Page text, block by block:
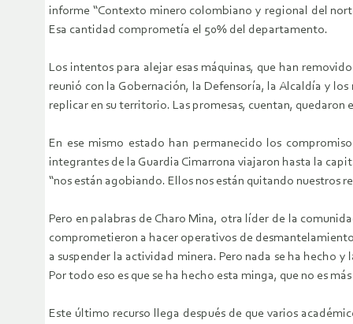
informe “Contexto minero colombiano y regional del
Esa cantidad comprometía el 50% del departamento.
Los intentos para alejar esas máquinas, que han
reunió con la Gobernación, la Defensoría, la Alcaldía y
replicar en su territorio. Las promesas, cuentan, quedaron
En ese mismo estado han permanecido los
integrantes de la Guardia Cimarrona viajaron hasta la
“nos están agobiando. Ellos nos están quitando nuestros
Pero en palabras de Charo Mina, otra líder de la
comprometieron a hacer operativos de
a suspender la actividad minera. Pero nada se ha hecho
Por todo eso es que se ha hecho esta minga, que no es
Este último recurso llega después de que varios